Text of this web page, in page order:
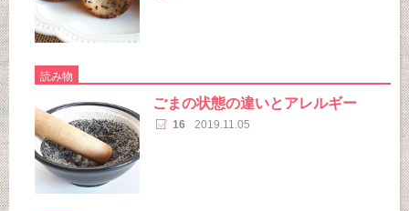
読み物
ごまの状態の違いとアレルギー
16 2019.11.05